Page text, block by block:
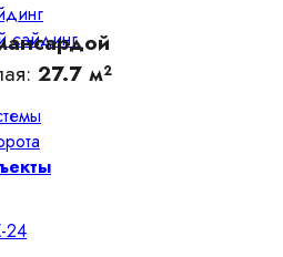
сайдинг
27.7 м²
24